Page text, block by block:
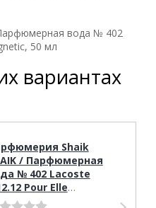
вода № 402
50 мл
вариантах
Shaik
/ Парфюмерная
№ 402 Lacoste
Pour Elle
10 мл